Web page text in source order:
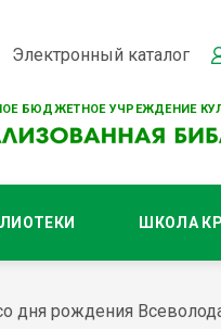
БЮДЖЕТНОЕ УЧРЕЖДЕНИЕ
Электронный каталог
ШКОЛА
дня рождения